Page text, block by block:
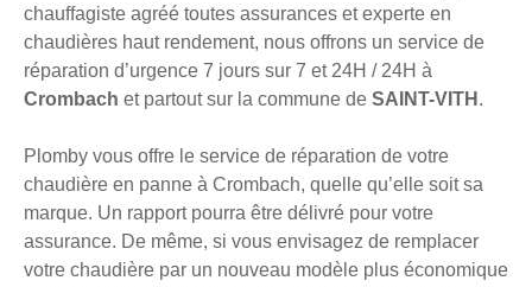
chauffagiste agréé toutes assurances et experte en
chaudières haut rendement, nous offrons un service de
réparation d’urgence 7 jours sur 7 et 24H / 24H à
Crombach et partout sur la commune de SAINT-VITH .
Plomby vous offre le service de réparation de votre
chaudière en panne à Crombach, quelle qu’elle soit sa
marque. Un rapport pourra être délivré pour votre
assurance. De même, si vous envisagez de remplacer
votre chaudière par un nouveau modèle plus économique